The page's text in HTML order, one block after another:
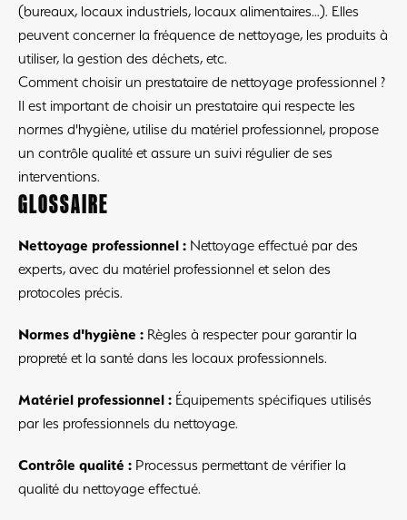
(bureaux, locaux industriels, locaux alimentaires...). Elles
peuvent concerner la fréquence de nettoyage, les produits à
utiliser, la gestion des déchets, etc.
Comment choisir un prestataire de nettoyage professionnel ?
Il est important de choisir un prestataire qui respecte les
normes d'hygiène, utilise du matériel professionnel, propose
un contrôle qualité et assure un suivi régulier de ses
interventions.
GLOSSAIRE
Nettoyage professionnel : Nettoyage effectué par des
experts, avec du matériel professionnel et selon des
protocoles précis.
Normes d'hygiène : Règles à respecter pour garantir la
propreté et la santé dans les locaux professionnels.
Matériel professionnel : Équipements spécifiques utilisés
par les professionnels du nettoyage.
Contrôle qualité : Processus permettant de vérifier la
qualité du nettoyage effectué.